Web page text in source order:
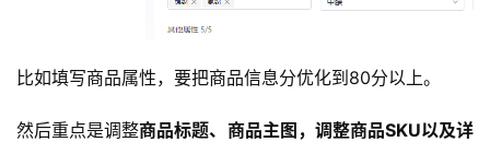
比如填写商品属性，要把商品信息分优化到80分以上。
然后重点是调整商品标题、商品主图，调整商品SKU以及详